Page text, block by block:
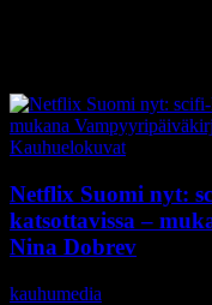
Kauhuelokuvat
Netflix Suomi nyt:
katsottavissa –
Nina Dobrev
kauhumedia